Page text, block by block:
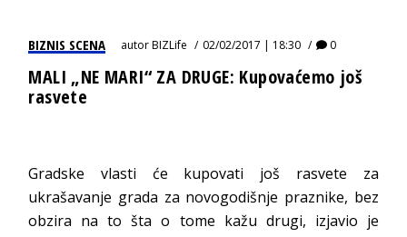
BIZNIS SCENA autorBIZLife 02/02/2017 | 18:30 0
MALI „NE MARI“ ZA DRUGE: Kupovaćemo još
rasvete
Gradske vlasti će kupovati još rasvete za
ukrašavanje grada za novogodišnje praznike, bez
obzira na to šta o tome kažu drugi, izjavio je